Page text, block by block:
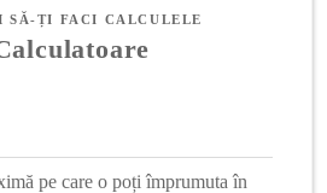
SĂ-ȚI FACI CALCULELE
pe care o poți împrumuta în